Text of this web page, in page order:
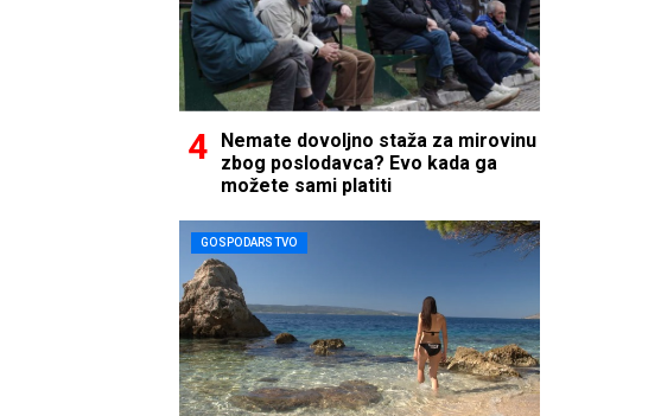
Nemate dovoljno staža za mirovinu
zbog poslodavca? Evo kada ga
možete sami platiti
GOSPODARSTVO